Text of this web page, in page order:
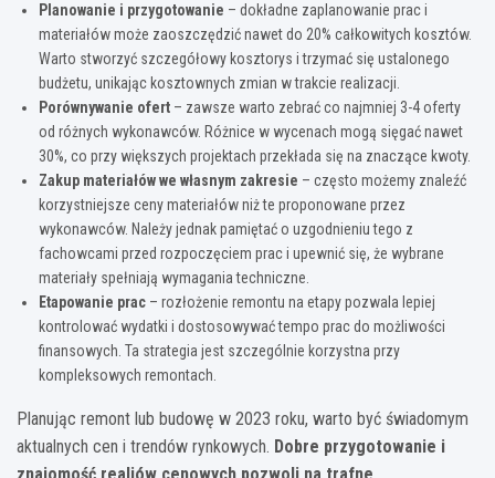
Planowanie i przygotowanie – dokładne zaplanowanie prac i
materiałów może zaoszczędzić nawet do 20% całkowitych kosztów.
Warto stworzyć szczegółowy kosztorys i trzymać się ustalonego
budżetu, unikając kosztownych zmian w trakcie realizacji.
Porównywanie ofert – zawsze warto zebrać co najmniej 3-4 oferty
od różnych wykonawców. Różnice w wycenach mogą sięgać nawet
30%, co przy większych projektach przekłada się na znaczące kwoty.
Zakup materiałów we własnym zakresie – często możemy znaleźć
korzystniejsze ceny materiałów niż te proponowane przez
wykonawców. Należy jednak pamiętać o uzgodnieniu tego z
fachowcami przed rozpoczęciem prac i upewnić się, że wybrane
materiały spełniają wymagania techniczne.
Etapowanie prac – rozłożenie remontu na etapy pozwala lepiej
kontrolować wydatki i dostosowywać tempo prac do możliwości
finansowych. Ta strategia jest szczególnie korzystna przy
kompleksowych remontach.
Planując remont lub budowę w 2023 roku, warto być świadomym
aktualnych cen i trendów rynkowych. Dobre przygotowanie i